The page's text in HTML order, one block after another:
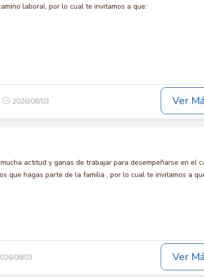
laboral, por lo cual te invitamos a que:
2026/08/03 Ver
actitud y ganas de trabajar para desempeñarse en el
que hagas parte de la familia , por lo cual te invitamos a
08/03 Ver